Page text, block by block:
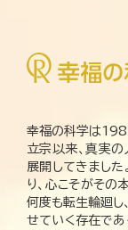
幸福の科学は
立宗以来、真実の
展開してきまし
り、心こそがその
何度も転生輪廻し
せていく存在であ